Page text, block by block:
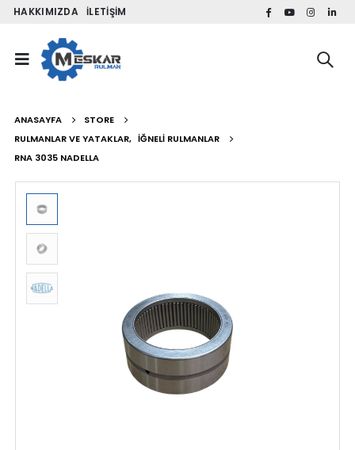
HAKKIMIZDA İLETIŞIM
ANASAYFA
STORE
RULMANLAR VE YATAKLAR, İĞNELI RULMANLAR
RNA 3035 NADELLA